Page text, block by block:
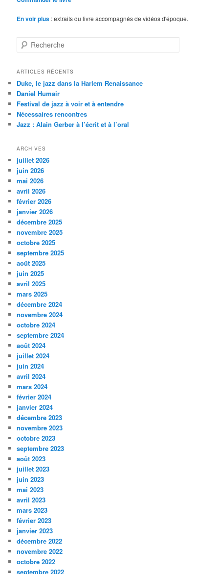
En voir plus : extraits du livre accompagnés de vidéos d'époque.
e
h
r
c
h
e
ARTICLES RÉCENTS
Duke, le jazz dans la Harlem Renaissance
Daniel Humair
Festival de jazz à voir et à entendre
Nécessaires rencontres
Jazz : Alain Gerber à l’écrit et à l’oral
ARCHIVES
juillet 2026
juin 2026
mai 2026
avril 2026
février 2026
janvier 2026
décembre 2025
novembre 2025
octobre 2025
septembre 2025
août 2025
juin 2025
avril 2025
mars 2025
décembre 2024
novembre 2024
octobre 2024
septembre 2024
août 2024
juillet 2024
juin 2024
avril 2024
mars 2024
février 2024
janvier 2024
décembre 2023
novembre 2023
octobre 2023
septembre 2023
août 2023
juillet 2023
juin 2023
mai 2023
avril 2023
mars 2023
février 2023
janvier 2023
décembre 2022
novembre 2022
octobre 2022
septembre 2022